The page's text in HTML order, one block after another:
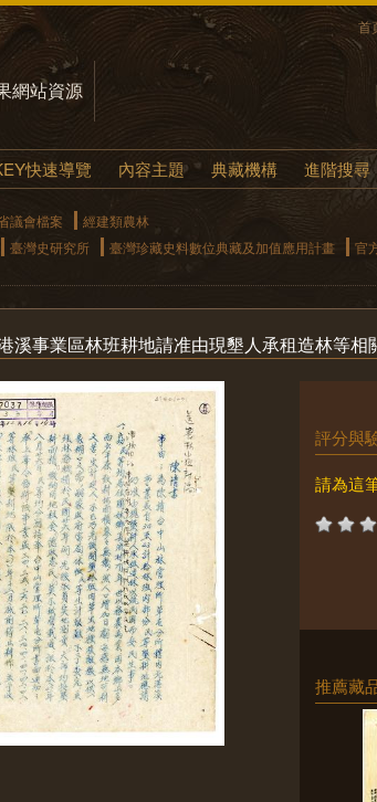
首
網站資源
快速導覽 內容主題 典藏機構 進階搜尋
議會檔案
經建類農林
臺灣史研究所 臺灣珍藏史料數位典藏及加值應用計畫 官
溪事業區林班耕地請准由現墾人承租造林等相
評分與
請為這
推薦藏